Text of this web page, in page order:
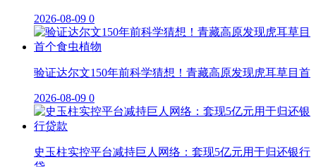
2026-08-09 0
验证达尔文150年前科学猜想！青藏高原发现虎耳草目首
2026-08-09 0
史玉柱实控平台减持巨人网络：套现5亿元用于归还银行